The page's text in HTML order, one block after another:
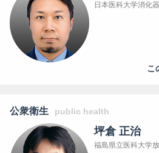
日本医科大学消化
こ
公衆衛生 public health
坪倉 正治
福島県立医科大学